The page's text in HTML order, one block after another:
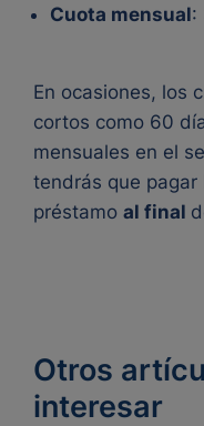
Cuota mensual:
En ocasiones, los
cortos como 60
mensuales en el
tendrás que
préstamo al final
Otros
interesar